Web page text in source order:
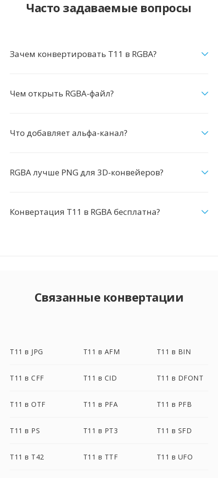
Часто задаваемые вопросы
Зачем конвертировать T11 в RGBA?
Чем открыть RGBA-файл?
Что добавляет альфа-канал?
RGBA лучше PNG для 3D-конвейеров?
Конвертация T11 в RGBA бесплатна?
Связанные конвертации
T11 в JPG T11 в AFM T11 в BIN
T11 в CFF T11 в CID T11 в DFONT
T11 в OTF T11 в PFA T11 в PFB
T11 в PS T11 в PT3 T11 в SFD
T11 в T42 T11 в TTF T11 в UFO